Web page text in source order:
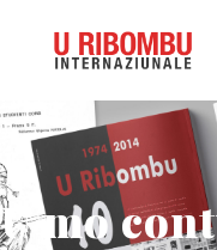
U mo